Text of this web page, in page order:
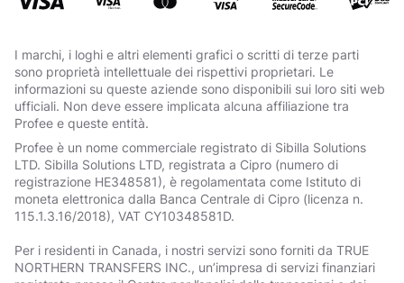
I marchi, i loghi e altri elementi grafici o scritti di terze parti
sono proprietà intellettuale dei rispettivi proprietari. Le
informazioni su queste aziende sono disponibili sui loro siti web
ufficiali. Non deve essere implicata alcuna affiliazione tra
Profee e queste entità.
Profee è un nome commerciale registrato di Sibilla Solutions
LTD. Sibilla Solutions LTD, registrata a Cipro (numero di
registrazione HE348581), è regolamentata come Istituto di
moneta elettronica dalla Banca Centrale di Cipro (licenza n.
115.1.3.16/2018), VAT СY10348581D.
Per i residenti in Canada, i nostri servizi sono forniti da TRUE
NORTHERN TRANSFERS INC., un’impresa di servizi finanziari